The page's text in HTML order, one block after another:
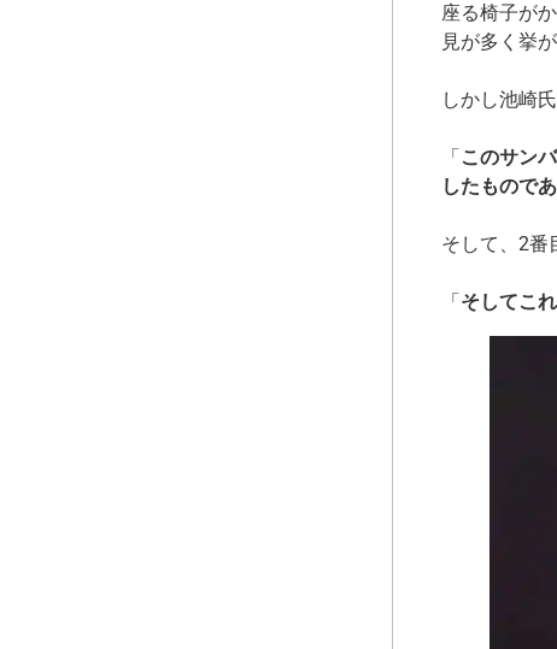
座る椅子が
見が多く挙
しかし池崎
「 このサン
したもので
そして、2番
「 そしてこ